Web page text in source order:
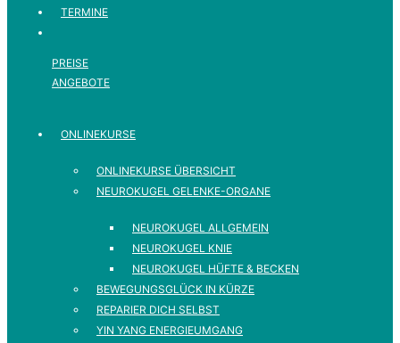
TERMINE
PREISE
ANGEBOTE
ONLINEKURSE
ONLINEKURSE ÜBERSICHT
NEUROKUGEL GELENKE-ORGANE
NEUROKUGEL ALLGEMEIN
NEUROKUGEL KNIE
NEUROKUGEL HÜFTE & BECKEN
BEWEGUNGSGLÜCK IN KÜRZE
REPARIER DICH SELBST
YIN YANG ENERGIEUMGANG